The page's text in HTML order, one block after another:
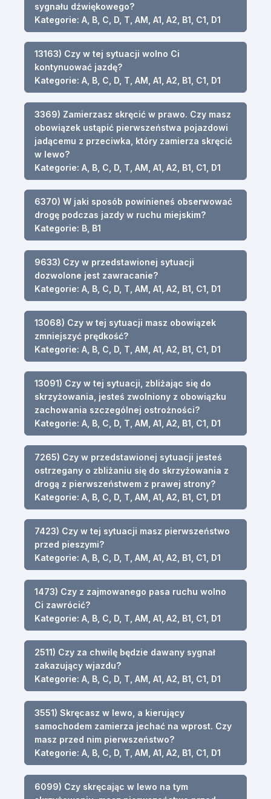
sygnału dźwiękowego?
Kategorie: A, B, C, D, T, AM, A1, A2, B1, C1, D1
13163) Czy w tej sytuacji wolno Ci
kontynuować jazdę?
Kategorie: A, B, C, D, T, AM, A1, A2, B1, C1, D1
3369) Zamierzasz skręcić w prawo. Czy masz
obowiązek ustąpić pierwszeństwa pojazdowi
jadącemu z przeciwka, który zamierza skręcić
w lewo?
Kategorie: A, B, C, D, T, AM, A1, A2, B1, C1, D1
6370) W jaki sposób powinieneś obserwować
drogę podczas jazdy w ruchu miejskim?
Kategorie: B, B1
9633) Czy w przedstawionej sytuacji
dozwolone jest zawracanie?
Kategorie: A, B, C, D, T, AM, A1, A2, B1, C1, D1
13068) Czy w tej sytuacji masz obowiązek
zmniejszyć prędkość?
Kategorie: A, B, C, D, T, AM, A1, A2, B1, C1, D1
13091) Czy w tej sytuacji, zbliżając się do
skrzyżowania, jesteś zwolniony z obowiązku
zachowania szczególnej ostrożności?
Kategorie: A, B, C, D, T, AM, A1, A2, B1, C1, D1
7265) Czy w przedstawionej sytuacji jesteś
ostrzegany o zbliżaniu się do skrzyżowania z
drogą z pierwszeństwem z prawej strony?
Kategorie: A, B, C, D, T, AM, A1, A2, B1, C1, D1
7423) Czy w tej sytuacji masz pierwszeństwo
przed pieszymi?
Kategorie: A, B, C, D, T, AM, A1, A2, B1, C1, D1
1473) Czy z zajmowanego pasa ruchu wolno
Ci zawrócić?
Kategorie: A, B, C, D, T, AM, A1, A2, B1, C1, D1
2511) Czy za chwilę będzie dawany sygnał
zakazujący wjazdu?
Kategorie: A, B, C, D, T, AM, A1, A2, B1, C1, D1
3551) Skręcasz w lewo, a kierujący
samochodem zamierza jechać na wprost. Czy
masz przed nim pierwszeństwo?
Kategorie: A, B, C, D, T, AM, A1, A2, B1, C1, D1
6099) Czy skręcając w lewo na tym